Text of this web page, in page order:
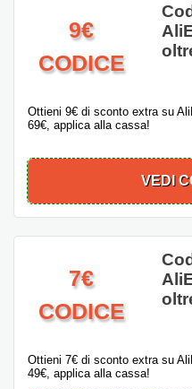
9€
CODICE
Ottieni 9€ di sconto extra su
69€, applica alla cassa!
VEDI
7€
CODICE
Ottieni 7€ di sconto extra su
49€, applica alla cassa!